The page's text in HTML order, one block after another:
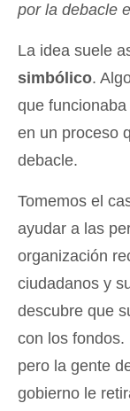
por la debacle
La idea suele
simbólico.
que
en un proceso
debacle.
Tomemos el
ayudar a las
organización
ciudadanos y
descubre que
con los fondos.
pero la gente
gobierno le